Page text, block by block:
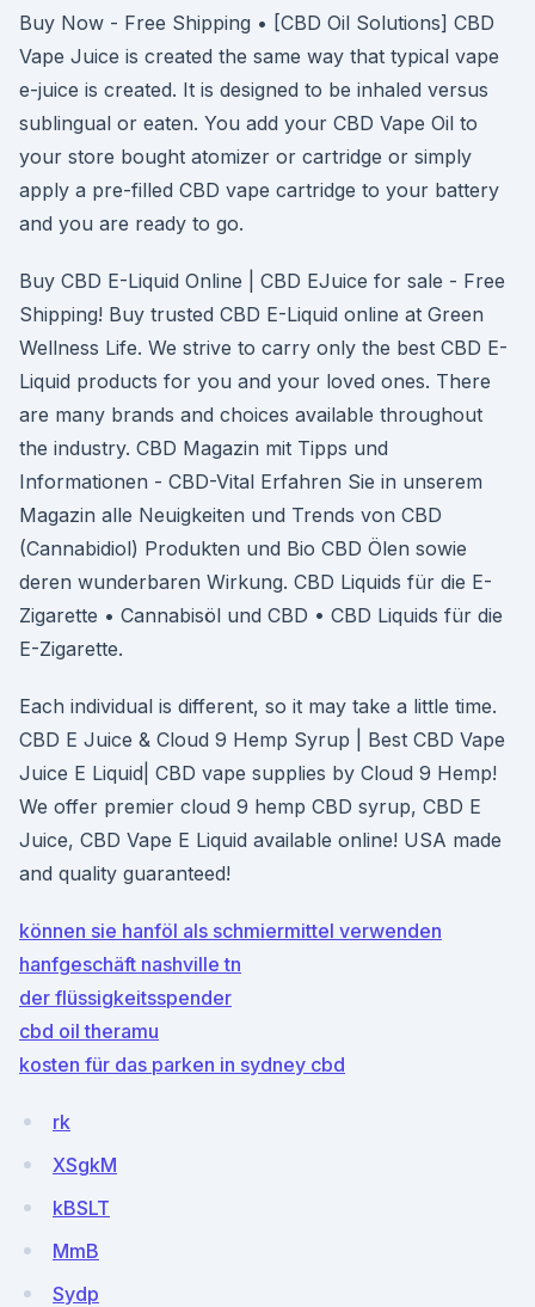
Buy Now - Free Shipping • [CBD Oil Solutions] CBD
Vape Juice is created the same way that typical vape
e-juice is created. It is designed to be inhaled versus
sublingual or eaten. You add your CBD Vape Oil to
your store bought atomizer or cartridge or simply
apply a pre-filled CBD vape cartridge to your battery
and you are ready to go.
Buy CBD E-Liquid Online | CBD EJuice for sale - Free
Shipping! Buy trusted CBD E-Liquid online at Green
Wellness Life. We strive to carry only the best CBD E-
Liquid products for you and your loved ones. There
are many brands and choices available throughout
the industry. CBD Magazin mit Tipps und
Informationen - CBD-Vital Erfahren Sie in unserem
Magazin alle Neuigkeiten und Trends von CBD
(Cannabidiol) Produkten und Bio CBD Ölen sowie
deren wunderbaren Wirkung. CBD Liquids für die E-
Zigarette • Cannabisöl und CBD • CBD Liquids für die
E-Zigarette.
Each individual is different, so it may take a little time.
CBD E Juice & Cloud 9 Hemp Syrup | Best CBD Vape
Juice E Liquid| CBD vape supplies by Cloud 9 Hemp!
We offer premier cloud 9 hemp CBD syrup, CBD E
Juice, CBD Vape E Liquid available online! USA made
and quality guaranteed!
können sie hanföl als schmiermittel verwenden
hanfgeschäft nashville tn
der flüssigkeitsspender
cbd oil theramu
kosten für das parken in sydney cbd
rk
XSgkM
kBSLT
MmB
Sydp